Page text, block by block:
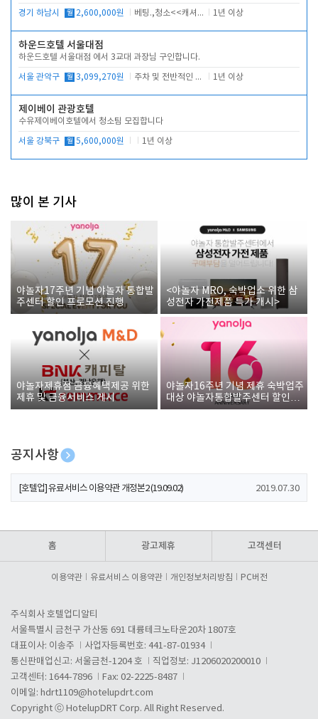
경기 하남시 월 2,600,000원 베팅.,청소<<캐셔 모셔봅니다. 1년 이상
하운드호텔 서울대점
하운드호텔 서울대점 에서 3교대 과장님 구인합니다.
서울 관악구 월 3,099,270원 주차 및 전반적인 당번업무 1년 이상
제이베이 관광호텔
수유제이베이호텔에서 청소팀 모집합니다
서울 강북구 월 5,600,000원 1년 이상
많이 본 기사
야놀자17주년 기념 야놀자 통합발
주센터 할인 프로모션 진행
<야놀자 MRO, 숙박업소 위한 삼
성전자 가전제품 특가 개시>
야놀자제휴점 금융혜택제공 위한
제휴 및 금융서비스 게시
야놀자16주년 기념 제휴 숙박업주
대상 야놀자통합발주센터 할인쿠
폰 증정
공지사항
[호텔업] 개인정보 처리방침 개정본1 (19.09.02)
[호텔업] 유료서비스 이용약관 개정본2 (19.09.02) 2019.07.30
홈 광고제휴 고객센터
이용약관 유료서비스 이용약관 개인정보처리방침 PC버전
주식회사 호텔업디알티
서울특별시 금천구 가산동 691 대륭테크노타운20차 1807호
대표이사: 이송주
사업자등록번호: 441-87-01934
통신판매업신고: 서울금천-1204 호
직업정보: J1206020200010
고객센터: 1644-7896
Fax: 02-2225-8487
이메일: hdrt1109@hotelupdrt.com
Copyright ⓒ HotelupDRT Corp. All Right Reserved.